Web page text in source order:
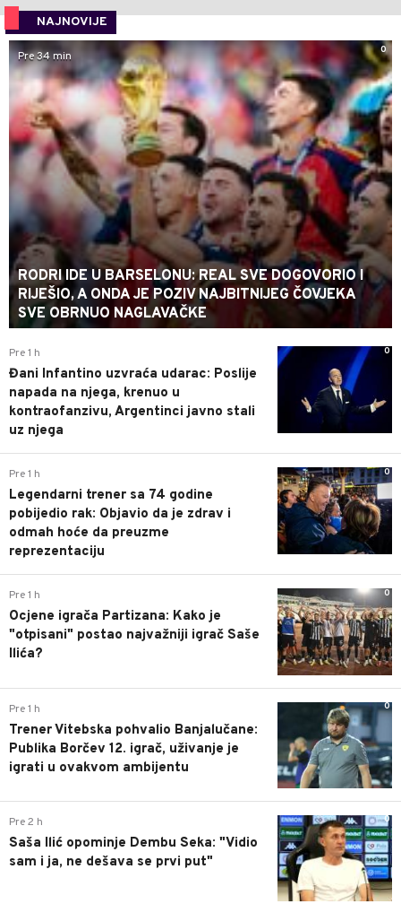
NAJNOVIJE
0
Pre 34 min
RODRI IDE U BARSELONU: REAL SVE DOGOVORIO I
RIJEŠIO, A ONDA JE POZIV NAJBITNIJEG ČOVJEKA
SVE OBRNUO NAGLAVAČKE
0
Pre 1 h
Đani Infantino uzvraća udarac: Poslije
napada na njega, krenuo u
kontraofanzivu, Argentinci javno stali
uz njega
0
Pre 1 h
Legendarni trener sa 74 godine
pobijedio rak: Objavio da je zdrav i
odmah hoće da preuzme
reprezentaciju
0
Pre 1 h
Ocjene igrača Partizana: Kako je
"otpisani" postao najvažniji igrač Saše
Ilića?
0
Pre 1 h
Trener Vitebska pohvalio Banjalučane:
Publika Borčev 12. igrač, uživanje je
igrati u ovakvom ambijentu
0
Pre 2 h
Saša Ilić opominje Dembu Seka: "Vidio
sam i ja, ne dešava se prvi put"